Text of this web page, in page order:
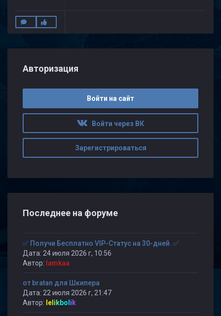
Авторизация
Войти на сайт
Войти через ВК
Зарегистрироваться
Последнее на форуме
✅ Получи Бесплатно VIP-Статус на 30-дней. ✅
Дата: 24 июля 2026 г, 10:56
Автор: lamkaa
от bratan для Шкипера
Дата: 22 июля 2026 г, 21:47
Автор: lelikbolik